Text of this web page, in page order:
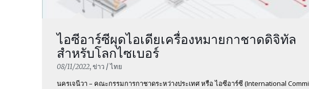
ไอซีอาร์ซีผุดไอเดียเครื่องหมายกาชาดดิจิทัล
สำหรับโลกไซเบอร์
08/11/2022, ข่าว / ไทย
นครเจนีวา – คณะกรรมการกาชาดระหว่างประเทศ หรือ ไอซีอาร์ซี (International